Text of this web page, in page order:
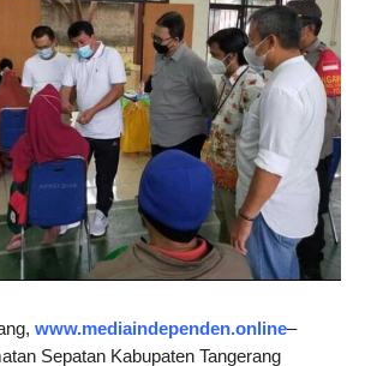
www.mediaindependen.online–
Sepatan Kabupaten Tangerang